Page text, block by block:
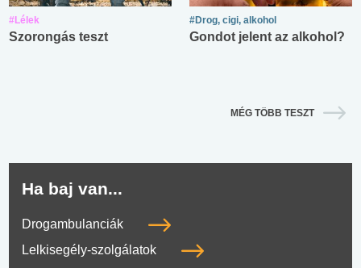
#Lélek
Szorongás teszt
#Drog, cigi, alkohol
Gondot jelent az alkohol?
MÉG TÖBB TESZT
Ha baj van...
Drogambulanciák
Lelkisegély-szolgálatok